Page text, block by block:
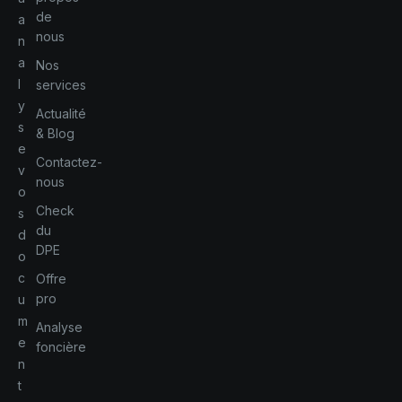
a
n
a
l
y
s
e
v
o
s
d
o
c
u
m
e
n
t
de
nous
Nos
services
Actualité
& Blog
Contactez-
nous
Check
du
DPE
Offre
pro
Analyse
foncière